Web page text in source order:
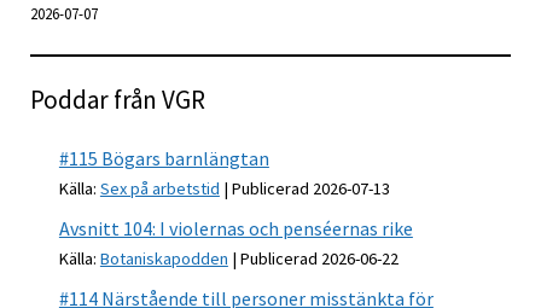
2026-07-07
Poddar från VGR
#115 Bögars barnlängtan
Källa: Sex på arbetstid Publicerad 2026-07-13
Avsnitt 104: I violernas och penséernas rike
Källa: Botaniskapodden Publicerad 2026-06-22
#114 Närstående till personer misstänkta för